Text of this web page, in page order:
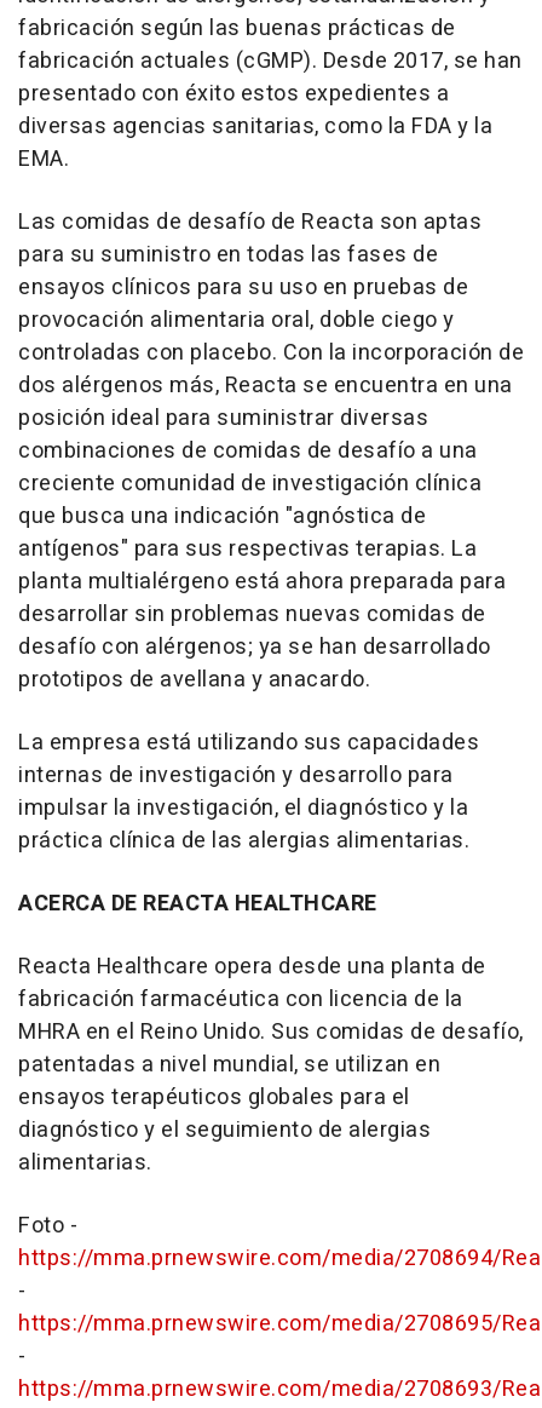
fabricación según las buenas prácticas de
fabricación actuales (cGMP). Desde 2017, se han
presentado con éxito estos expedientes a
diversas agencias sanitarias, como la FDA y la
EMA.
Las comidas de desafío de Reacta son aptas
para su suministro en todas las fases de
ensayos clínicos para su uso en pruebas de
provocación alimentaria oral, doble ciego y
controladas con placebo. Con la incorporación de
dos alérgenos más, Reacta se encuentra en una
posición ideal para suministrar diversas
combinaciones de comidas de desafío a una
creciente comunidad de investigación clínica
que busca una indicación "agnóstica de
antígenos" para sus respectivas terapias. La
planta multialérgeno está ahora preparada para
desarrollar sin problemas nuevas comidas de
desafío con alérgenos; ya se han desarrollado
prototipos de avellana y anacardo.
La empresa está utilizando sus capacidades
internas de investigación y desarrollo para
impulsar la investigación, el diagnóstico y la
práctica clínica de las alergias alimentarias.
ACERCA DE REACTA HEALTHCARE
Reacta Healthcare opera desde una planta de
fabricación farmacéutica con licencia de la
MHRA en el Reino Unido. Sus comidas de desafío,
patentadas a nivel mundial, se utilizan en
ensayos terapéuticos globales para el
diagnóstico y el seguimiento de alergias
alimentarias.
Foto -
https://mma.prnewswire.com/media/2708694/
-
https://mma.prnewswire.com/media/2708695/
-
https://mma.prnewswire.com/media/2708693/